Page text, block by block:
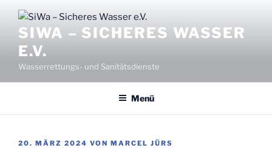
Inhalt
springenSIWA – SICHERES WASSER
E.V.
Wasserrettungs- und Sanitätsdienste
Menü
VERÖFFENTLICHT
20. MÄRZ 2024 VON MARCEL JÜRS